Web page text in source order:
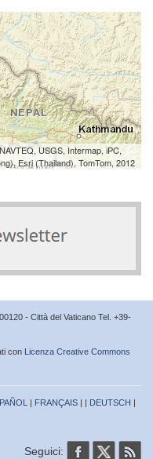
USGS, Intermap, iPC,
Esri (Thailand), TomTom, 2012
- Città del Vaticano Tel. +39-
con Licenza Creative Commons
| FRANÇAIS | | DEUTSCH |
Seguici: